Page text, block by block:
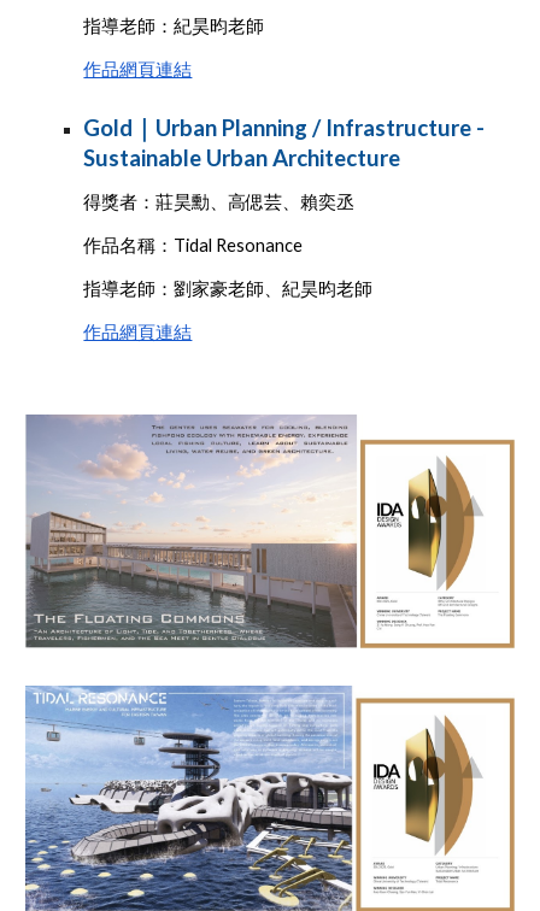
指導老師：紀昊昀老師
作品網頁連結
Gold｜Urban Planning / Infrastructure -
Sustainable Urban Architecture
得獎者：莊昊勳、高偲芸、賴奕丞
作品名稱：Tidal Resonance
指導老師：劉家豪老師、紀昊昀老師
作品網頁連結